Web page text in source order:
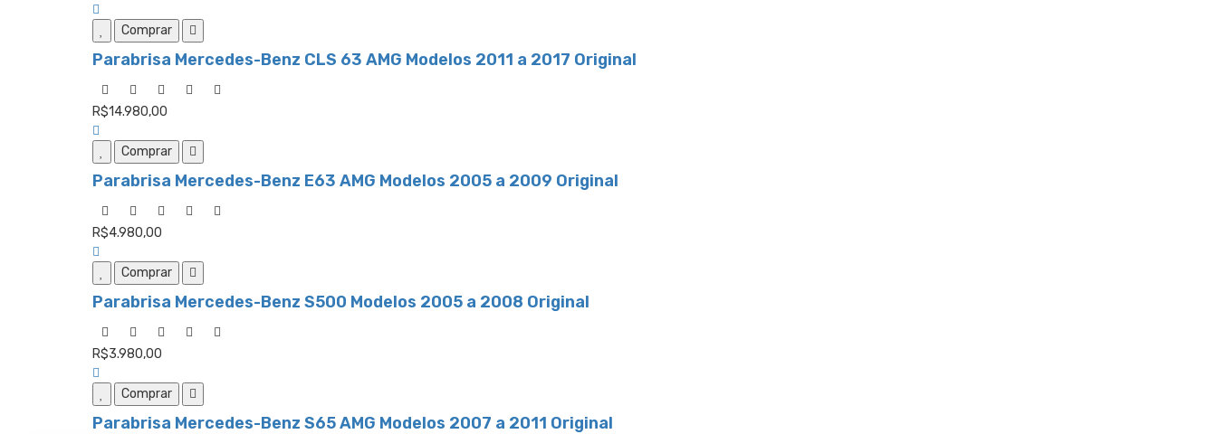
Comprar
Parabrisa Mercedes-Benz CLS 63 AMG Modelos 2011 a 2017 Original
R$14.980,00
Comprar
Parabrisa Mercedes-Benz E63 AMG Modelos 2005 a 2009 Original
R$4.980,00
Comprar
Parabrisa Mercedes-Benz S500 Modelos 2005 a 2008 Original
R$3.980,00
Comprar
Parabrisa Mercedes-Benz S65 AMG Modelos 2007 a 2011 Original